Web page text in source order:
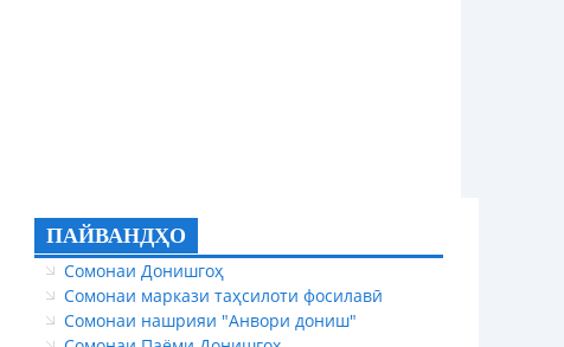
ПАЙВАНДҲО
Сомонаи Донишгоҳ
Сомонаи маркази таҳсилоти фосилавӣ
Сомонаи нашрияи "Анвори дониш"